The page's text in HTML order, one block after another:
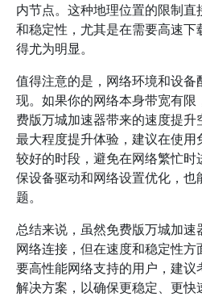
内节点。这种地理位置的限制
和稳定性，尤其是在需要高速
得尤为明显。
值得注意的是，网络环境和设
现。如果你的网络本身带宽有
费版万城加速器带来的速度提
最大程度提升体验，建议在使
较好的时段，避免在网络繁忙
保设备驱动和网络设置优化，
题。
总结来说，虽然免费版万城加
网络连接，但在速度和稳定性
要高性能网络支持的用户，建
解决方案，以确保更稳定、更